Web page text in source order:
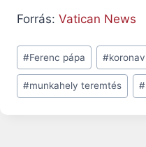
Forrás: Vatican News
Post
Tags:
#Ferenc pápa #
#munkahely teremtés #